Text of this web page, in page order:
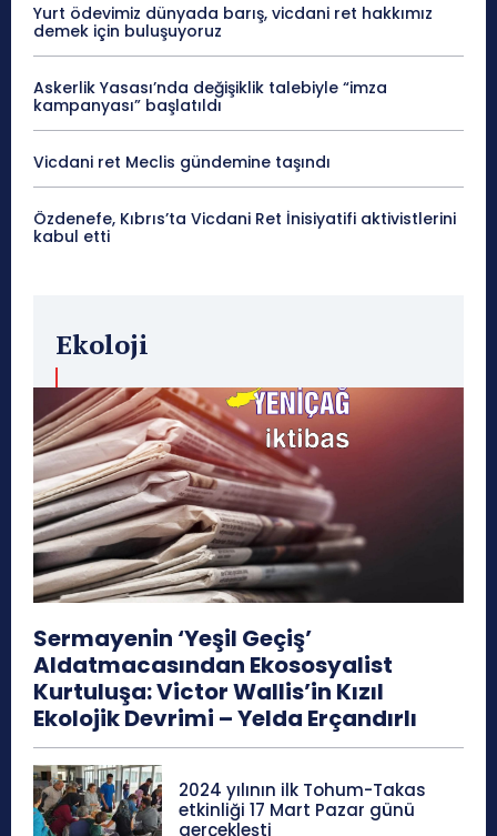
Yurt ödevimiz dünyada barış, vicdani ret hakkımız
demek için buluşuyoruz
Askerlik Yasası’nda değişiklik talebiyle “imza
kampanyası” başlatıldı
Vicdani ret Meclis gündemine taşındı
Özdenefe, Kıbrıs’ta Vicdani Ret İnisiyatifi aktivistlerini
kabul etti
Ekoloji
Sermayenin ‘Yeşil Geçiş’
Aldatmacasından Ekososyalist
Kurtuluşa: Victor Wallis’in Kızıl
Ekolojik Devrimi – Yelda Erçandırlı
2024 yılının ilk Tohum-Takas
etkinliği 17 Mart Pazar günü
gerçekleşti